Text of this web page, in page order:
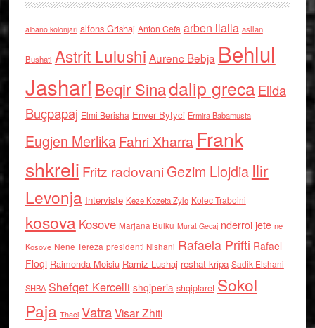
albano kolonjari alfons Grishaj Anton Cefa arben llalla asllan
Bushati Astrit Lulushi Aurenc Bebja Behlul
Jashari Beqir Sinadalip grecaElida
Buçpapaj Elmi Berisha Enver Bytyci Ermira Babamusta
Eugjen MerlikaFahri Xharra Frank
shkreli Fritz radovaniGezim Llojdia Ilir
Levonja Interviste Keze Kozeta Zylo Kolec Traboini
kosova Kosove Marjana Bulku Murat Gecaj nderroi jete ne
Kosove Nene Tereza presidenti Nishani Rafaela Prifti Rafael
Floqi Raimonda Moisiu Ramiz Lushaj reshat kripa Sadik Elshani
SHBA Shefqet Kercelli shqiperia shqiptaret Sokol
Paja Thaci VatraVisar Zhiti